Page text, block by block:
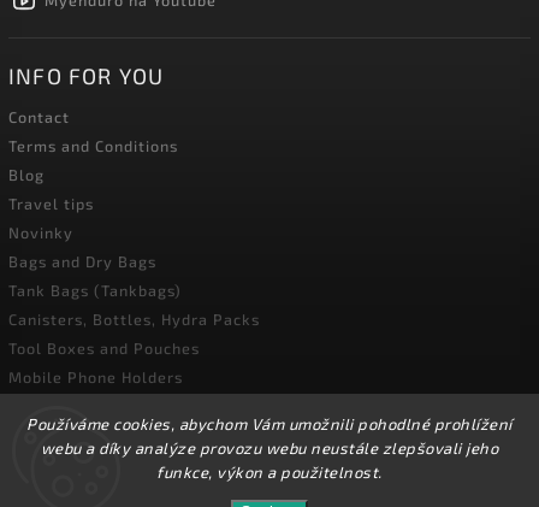
Používáme cookies, abychom Vám umožnili pohodlné prohlížení
webu a díky analýze provozu webu neustále zlepšovali jeho
funkce, výkon a použitelnost.
We will be closed from August 1 to August 16, 2026.
INFO FOR YOU
Contact
Terms and Conditions
Blog
Travel tips
Novinky
Bags and Dry Bags
Tank Bags (Tankbags)
Canisters, Bottles, Hydra Packs
Tool Boxes and Pouches
Mobile Phone Holders
MyEnduro